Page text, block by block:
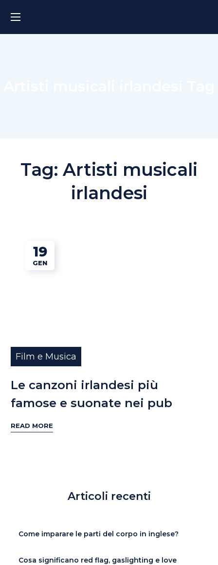
Tag: Artisti musicali
irlandesi
19
GEN
Film e Musica
Le canzoni irlandesi più
famose e suonate nei pub
READ MORE
Articoli recenti
Come imparare le parti del corpo in inglese?
Cosa significano red flag, gaslighting e love